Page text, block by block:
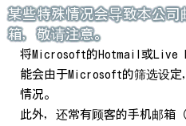
某些特殊情况会导致本公司
箱，敬请注意。
将Microsoft的Hotmail或Live
能会由于Microsoft的筛选设定
情况。
此外，还常有顾客的手机邮箱